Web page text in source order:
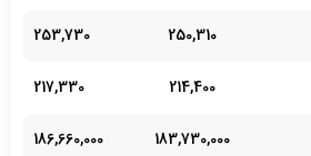
250,310
253,730
214,400
217,330
183,730,000
186,660,000